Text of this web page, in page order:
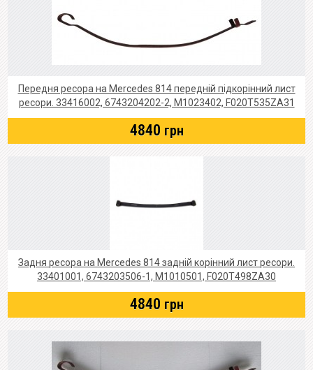
Передня ресора на Mercedes 814 передній підкорінний лист
ресори. 33416002, 6743204202-2, M1023402, F020T535ZA31
4840 грн
Задня ресора на Mercedes 814 задній корінний лист ресори.
33401001, 6743203506-1, M1010501, F020T498ZA30
4840 грн